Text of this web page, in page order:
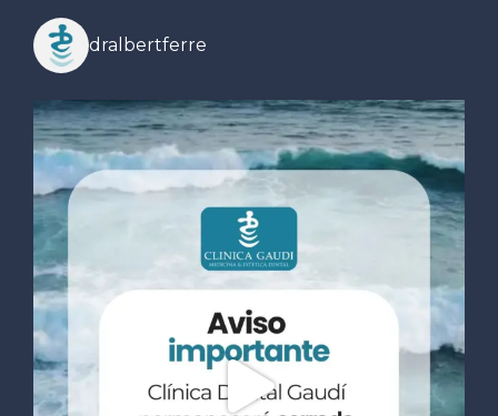
dralbertferre